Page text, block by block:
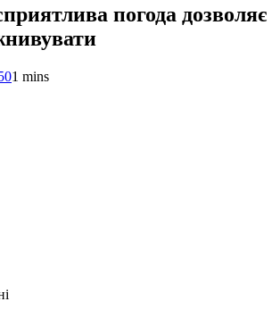
погода дозволяє
01 mins